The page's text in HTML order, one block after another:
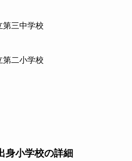
第三中学校
第二小学校
身小学校の詳細